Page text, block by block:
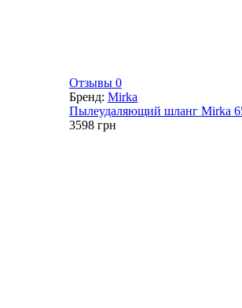
Отзывы 0
Бренд: Mirka
Пылеудаляющий шланг Mirka
3598 грн